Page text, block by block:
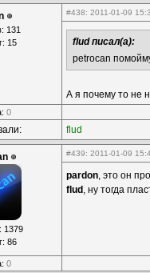
131
15
#438: 2011-01-09
flud писал(а):
petrocan
А я почему то не
0
flud
1379
86
#439: 2011-01-09
pardon, это он
flud , ну тогда
0